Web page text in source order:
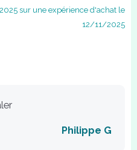
sur une expérience d'achat le
12/11/2025
Philippe G